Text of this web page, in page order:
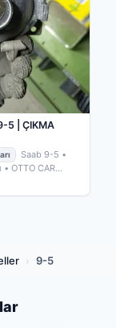
5 | ÇIKMA
Saab 9-5 •
• OTTO CAR
› 9-5